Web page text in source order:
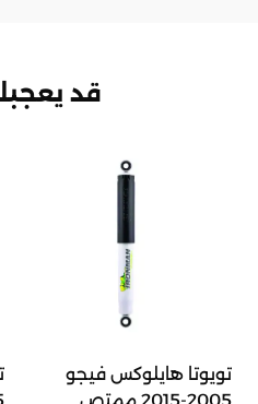
قد
تويوتا هايلوكس فيجو